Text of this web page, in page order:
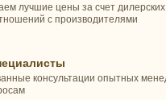
лучшие цены за счет дилерских
с производителями
консультации опытных